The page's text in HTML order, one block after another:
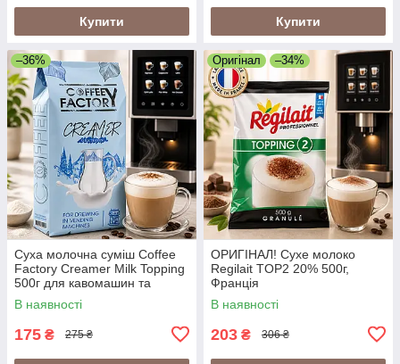
Купити Купити
–36%
Суха молочна суміш Coffee
Factory Creamer Milk Topping
500г для кавомашин та
вендингу (сухе молоко
вершки Coffee Factory
В наявності
175 ₴ 275 ₴
Оригінал –34%
ОРИГІНАЛ! Сухе молоко
Regilait TOP2 20% 500г,
Франція
В наявності
203 ₴ 306 ₴